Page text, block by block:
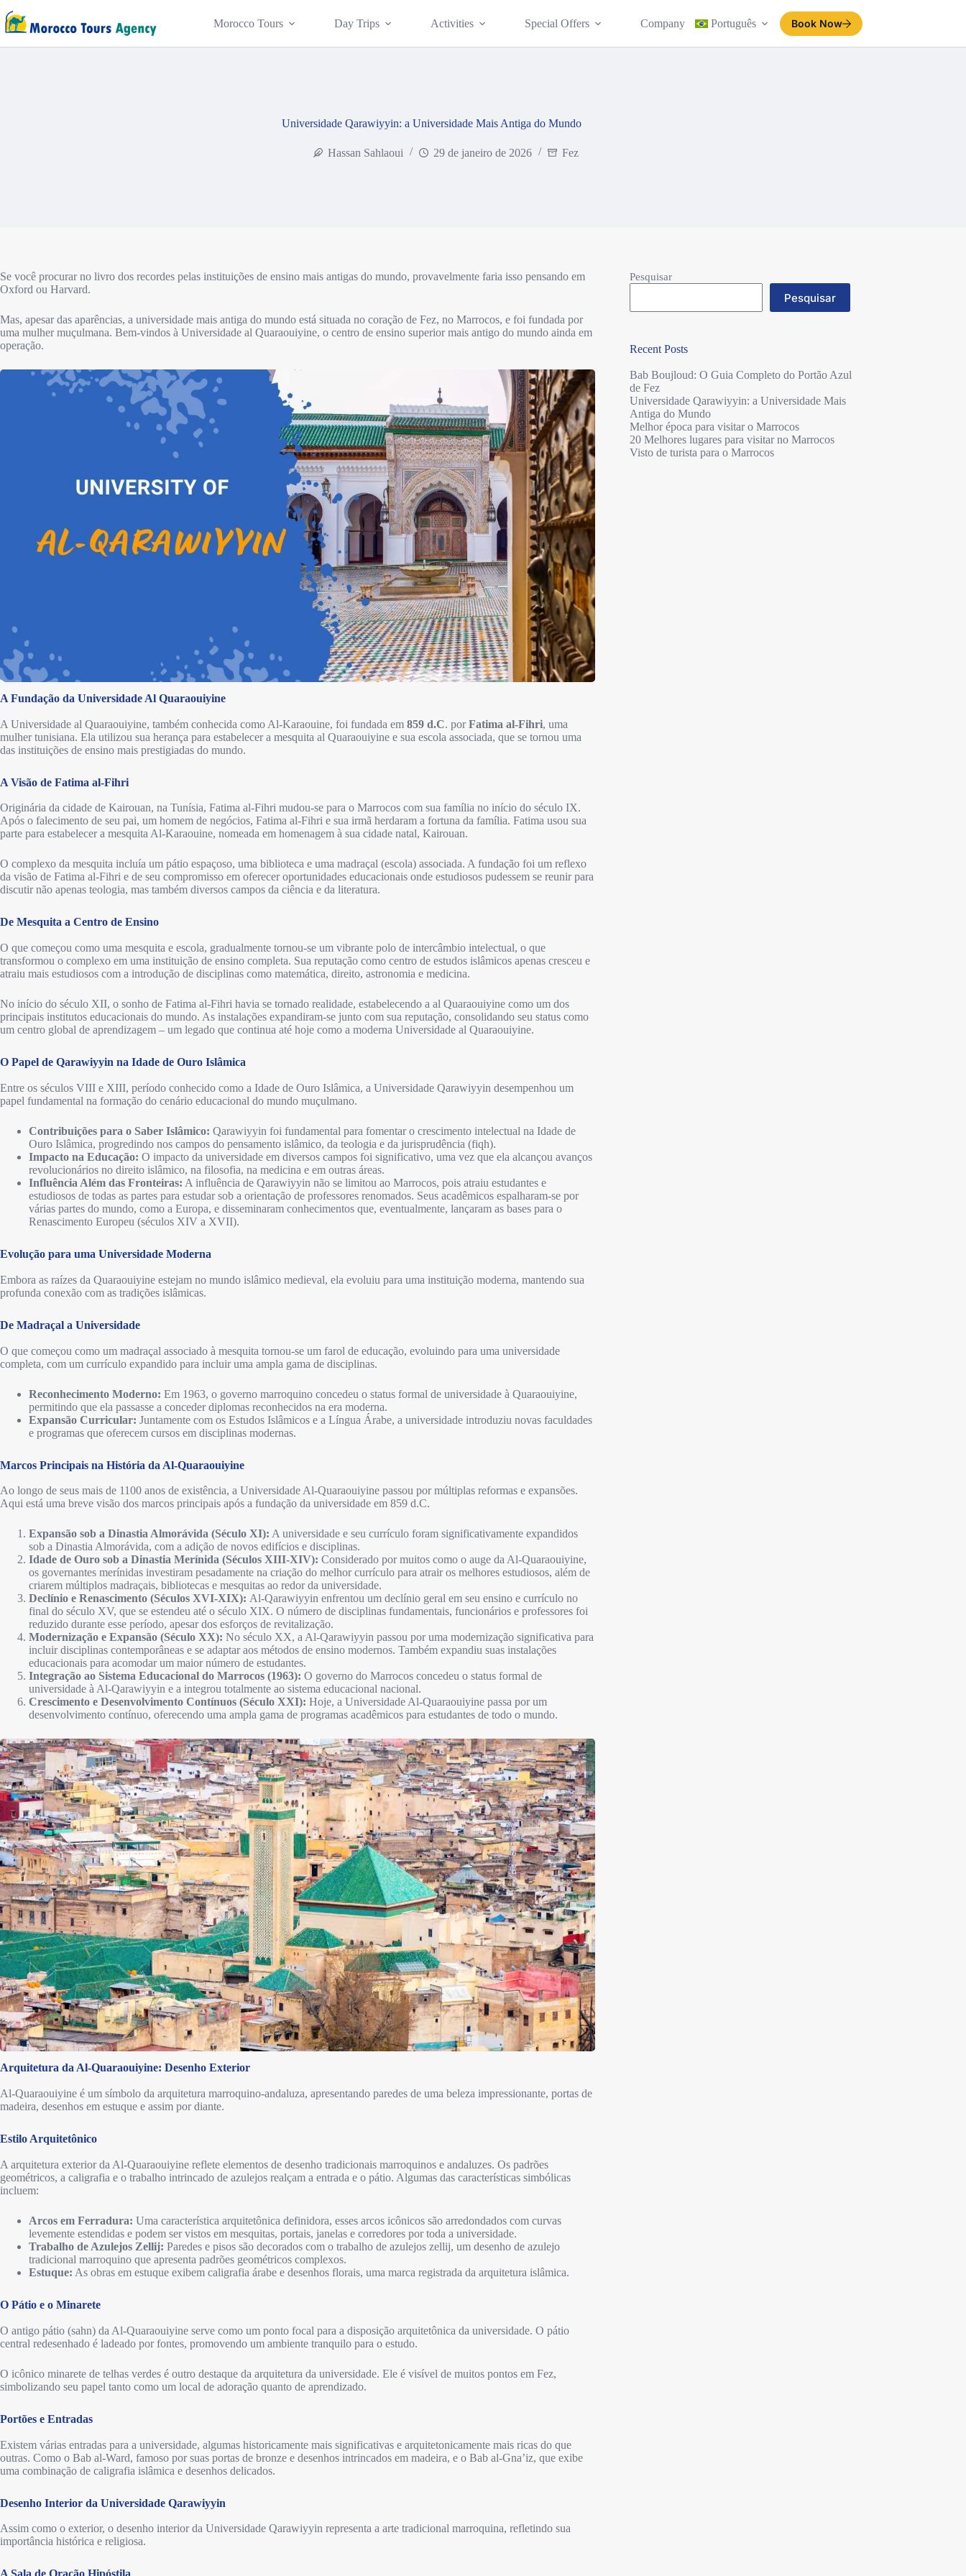
Morocco Tours Day Trips Activities Special Offers Company Português Book Now
Universidade Qarawiyyin: a Universidade Mais Antiga do Mundo
Hassan Sahlaoui 29 de janeiro de 2026 Fez
Se você procurar no livro dos recordes pelas instituições de ensino mais antigas do mundo, provavelmente faria isso pensando em
Oxford ou Harvard.
Mas, apesar das aparências, a universidade mais antiga do mundo está situada no coração de Fez, no Marrocos, e foi fundada por
uma mulher muçulmana. Bem-vindos à Universidade al Quaraouiyine, o centro de ensino superior mais antigo do mundo ainda em
operação.
A Fundação da Universidade Al Quaraouiyine
A Universidade al Quaraouiyine, também conhecida como Al-Karaouine, foi fundada em 859 d.C. porFatima al-Fihri, uma
mulher tunisiana. Ela utilizou sua herança para estabelecer a mesquita al Quaraouiyine e sua escola associada, que se tornou uma
das instituições de ensino mais prestigiadas do mundo.
A Visão de Fatima al-Fihri
Originária da cidade de Kairouan, na Tunísia, Fatima al-Fihri mudou-se para o Marrocos com sua família no início do século IX.
Após o falecimento de seu pai, um homem de negócios, Fatima al-Fihri e sua irmã herdaram a fortuna da família. Fatima usou sua
parte para estabelecer a mesquita Al-Karaouine, nomeada em homenagem à sua cidade natal, Kairouan.
O complexo da mesquita incluía um pátio espaçoso, uma biblioteca e uma madraçal (escola) associada. A fundação foi um reflexo
da visão de Fatima al-Fihri e de seu compromisso em oferecer oportunidades educacionais onde estudiosos pudessem se reunir para
discutir não apenas teologia, mas também diversos campos da ciência e da literatura.
De Mesquita a Centro de Ensino
O que começou como uma mesquita e escola, gradualmente tornou-se um vibrante polo de intercâmbio intelectual, o que
transformou o complexo em uma instituição de ensino completa. Sua reputação como centro de estudos islâmicos apenas cresceu e
atraiu mais estudiosos com a introdução de disciplinas como matemática, direito, astronomia e medicina.
No início do século XII, o sonho de Fatima al-Fihri havia se tornado realidade, estabelecendo a al Quaraouiyine como um dos
principais institutos educacionais do mundo. As instalações expandiram-se junto com sua reputação, consolidando seu status como
um centro global de aprendizagem – um legado que continua até hoje como a moderna Universidade al Quaraouiyine.
O Papel de Qarawiyyin na Idade de Ouro Islâmica
Entre os séculos VIII e XIII, período conhecido como a Idade de Ouro Islâmica, a Universidade Qarawiyyin desempenhou um
papel fundamental na formação do cenário educacional do mundo muçulmano.
Contribuições para o Saber Islâmico: Qarawiyyin foi fundamental para fomentar o crescimento intelectual na Idade de
Ouro Islâmica, progredindo nos campos do pensamento islâmico, da teologia e da jurisprudência (fiqh).
Impacto na Educação: O impacto da universidade em diversos campos foi significativo, uma vez que ela alcançou avanços
revolucionários no direito islâmico, na filosofia, na medicina e em outras áreas.
Influência Além das Fronteiras: A influência de Qarawiyyin não se limitou ao Marrocos, pois atraiu estudantes e
estudiosos de todas as partes para estudar sob a orientação de professores renomados. Seus acadêmicos espalharam-se por
várias partes do mundo, como a Europa, e disseminaram conhecimentos que, eventualmente, lançaram as bases para o
Renascimento Europeu (séculos XIV a XVII).
Evolução para uma Universidade Moderna
Embora as raízes da Quaraouiyine estejam no mundo islâmico medieval, ela evoluiu para uma instituição moderna, mantendo sua
profunda conexão com as tradições islâmicas.
De Madraçal a Universidade
O que começou como um madraçal associado à mesquita tornou-se um farol de educação, evoluindo para uma universidade
completa, com um currículo expandido para incluir uma ampla gama de disciplinas.
Reconhecimento Moderno: Em 1963, o governo marroquino concedeu o status formal de universidade à Quaraouiyine,
permitindo que ela passasse a conceder diplomas reconhecidos na era moderna.
Expansão Curricular: Juntamente com os Estudos Islâmicos e a Língua Árabe, a universidade introduziu novas faculdades
e programas que oferecem cursos em disciplinas modernas.
Marcos Principais na História da Al-Quaraouiyine
Ao longo de seus mais de 1100 anos de existência, a Universidade Al-Quaraouiyine passou por múltiplas reformas e expansões.
Aqui está uma breve visão dos marcos principais após a fundação da universidade em 859 d.C.
Expansão sob a Dinastia Almorávida (Século XI): A universidade e seu currículo foram significativamente expandidos
sob a Dinastia Almorávida, com a adição de novos edifícios e disciplinas.
Idade de Ouro sob a Dinastia Merínida (Séculos XIII-XIV): Considerado por muitos como o auge da Al-Quaraouiyine,
os governantes merínidas investiram pesadamente na criação do melhor currículo para atrair os melhores estudiosos, além de
criarem múltiplos madraçais, bibliotecas e mesquitas ao redor da universidade.
Declínio e Renascimento (Séculos XVI-XIX): Al-Qarawiyyin enfrentou um declínio geral em seu ensino e currículo no
final do século XV, que se estendeu até o século XIX. O número de disciplinas fundamentais, funcionários e professores foi
reduzido durante esse período, apesar dos esforços de revitalização.
Modernização e Expansão (Século XX): No século XX, a Al-Qarawiyyin passou por uma modernização significativa para
incluir disciplinas contemporâneas e se adaptar aos métodos de ensino modernos. Também expandiu suas instalações
educacionais para acomodar um maior número de estudantes.
Integração ao Sistema Educacional do Marrocos (1963): O governo do Marrocos concedeu o status formal de
universidade à Al-Qarawiyyin e a integrou totalmente ao sistema educacional nacional.
Crescimento e Desenvolvimento Contínuos (Século XXI): Hoje, a Universidade Al-Quaraouiyine passa por um
desenvolvimento contínuo, oferecendo uma ampla gama de programas acadêmicos para estudantes de todo o mundo.
Arquitetura da Al-Quaraouiyine: Desenho Exterior
Al-Quaraouiyine é um símbolo da arquitetura marroquino-andaluza, apresentando paredes de uma beleza impressionante, portas de
madeira, desenhos em estuque e assim por diante.
Estilo Arquitetônico
A arquitetura exterior da Al-Quaraouiyine reflete elementos de desenho tradicionais marroquinos e andaluzes. Os padrões
geométricos, a caligrafia e o trabalho intrincado de azulejos realçam a entrada e o pátio. Algumas das características simbólicas
incluem:
Arcos em Ferradura: Uma característica arquitetônica definidora, esses arcos icônicos são arredondados com curvas
levemente estendidas e podem ser vistos em mesquitas, portais, janelas e corredores por toda a universidade.
Trabalho de Azulejos Zellij: Paredes e pisos são decorados com o trabalho de azulejos zellij, um desenho de azulejo
tradicional marroquino que apresenta padrões geométricos complexos.
Estuque: As obras em estuque exibem caligrafia árabe e desenhos florais, uma marca registrada da arquitetura islâmica.
O Pátio e o Minarete
O antigo pátio (sahn) da Al-Quaraouiyine serve como um ponto focal para a disposição arquitetônica da universidade. O pátio
central redesenhado é ladeado por fontes, promovendo um ambiente tranquilo para o estudo.
O icônico minarete de telhas verdes é outro destaque da arquitetura da universidade. Ele é visível de muitos pontos em Fez,
simbolizando seu papel tanto como um local de adoração quanto de aprendizado.
Portões e Entradas
Existem várias entradas para a universidade, algumas historicamente mais significativas e arquitetonicamente mais ricas do que
outras. Como o Bab al-Ward, famoso por suas portas de bronze e desenhos intrincados em madeira, e o Bab al-Gna’iz, que exibe
uma combinação de caligrafia islâmica e desenhos delicados.
Desenho Interior da Universidade Qarawiyyin
Assim como o exterior, o desenho interior da Universidade Qarawiyyin representa a arte tradicional marroquina, refletindo sua
importância histórica e religiosa.
Pesquisar
Pesquisar
Recent Posts
Bab Boujloud: O Guia Completo do Portão Azul
de Fez
Universidade Qarawiyyin: a Universidade Mais
Antiga do Mundo
Melhor época para visitar o Marrocos
20 Melhores lugares para visitar no Marrocos
Visto de turista para o Marrocos